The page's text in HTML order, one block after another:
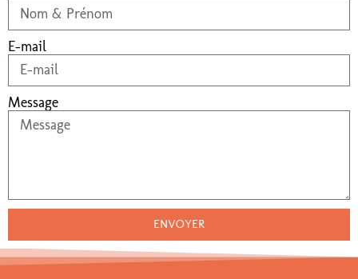
E-mail
Message
ENVOYER